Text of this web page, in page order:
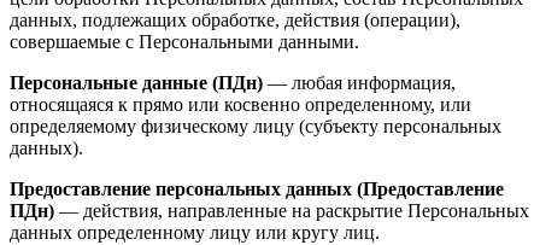
данных, подлежащих обработке, действия (операции),
совершаемые с Персональными данными.
Персональные данные (ПДн) — любая информация,
относящаяся к прямо или косвенно определенному, или
определяемому физическому лицу (субъекту персональных
данных).
Предоставление персональных данных (Предоставление
ПДн) — действия, направленные на раскрытие Персональных
данных определенному лицу или кругу лиц.